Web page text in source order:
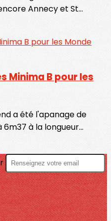
Annecy et St...
Minima B pour les
a été l'apanage de
à la longueur...